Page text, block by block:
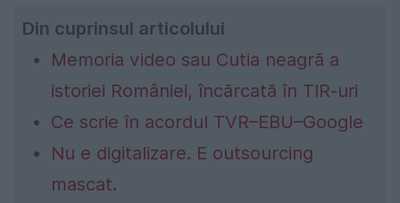
Din cuprinsul articolului
Memoria video sau Cutia neagră a
istoriei României, încărcată în TIR-uri
Ce scrie în acordul TVR–EBU–Google
Nu e digitalizare. E outsourcing
mascat.